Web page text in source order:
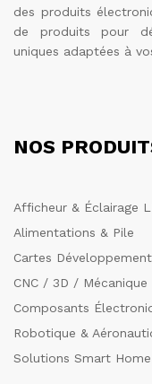
des produits
de produits pour
uniques adaptées à
NOS
Afficheur & Éclairage
Alimentations & Pile
Cartes
CNC / 3D / Mécanique
Composants
Robotique &
Solutions Smart Home